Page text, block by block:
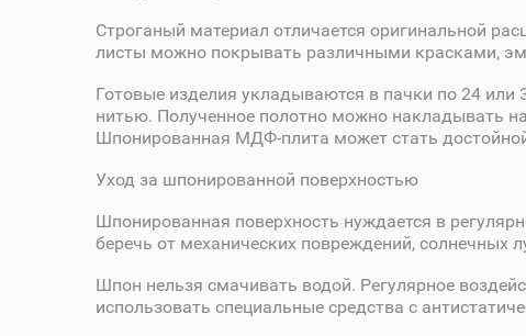
Строганый материал отличается оригинальной
листы можно покрывать различными красками,
Готовые изделия укладываются в пачки по 24 или
нитью. Полученное полотно можно накладывать
Шпонированная МДФ-плита может стать
Уход за шпонированной поверхностью
Шпонированная поверхность нуждается в
беречь от механических повреждений, солнечных
Шпон нельзя смачивать водой. Регулярное
использовать специальные средства с